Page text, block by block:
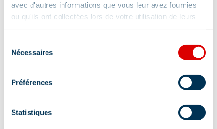
avec d'autres informations que vous leur avez fournies
ou qu'ils ont collectées lors de votre utilisation de leurs
Nécessaires
Préférences
Statistiques
Diensten
Heeft een reserveringscentrale
Heeft een informatiecentrale